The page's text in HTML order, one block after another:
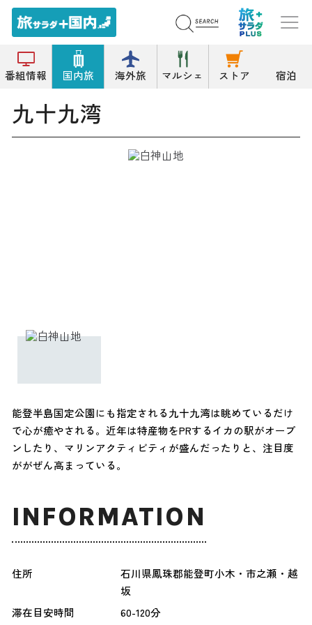
番組情報 国内旅 海外旅 マルシェ ストア 宿泊
トップ 海岸/浜 九十九湾
九十九湾
能登半島国定公園にも指定される九十九湾は眺めているだけ
で心が癒やされる。近年は特産物をPRするイカの駅がオープ
ンしたり、マリンアクティビティが盛んだったりと、注目度
ががぜん高まっている。
INFORMATION
住所
石川県鳳珠郡能登町小木・市之瀬・越
坂
滞在目安時間
60-120分